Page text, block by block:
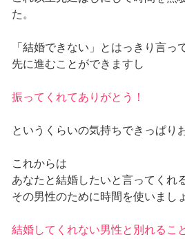
た。
「結婚できない」とはっきり言っ
先に進むことができますし
振ってくれてありがとう！
というくらいの気持ちできっぱり
これからは
あなたと結婚したいと言ってくれ
その男性のために時間を使いまし
結婚してくれない男性と別れるこ